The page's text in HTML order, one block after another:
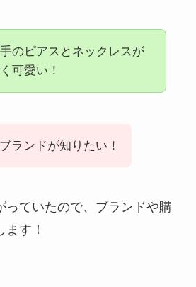
のピアスとネックレスが
可愛い！
ランドが知りたい！
っていたので、ブランドや購
す！